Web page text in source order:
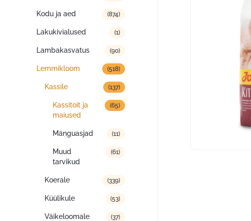
Kodu ja aed (874)
Lakukivialused (1)
Lambakasvatus (90)
Lemmikloom (518)
Kassile (137)
Kassitoit ja
maiused
(65)
Mänguasjad (11)
Muud
tarvikud
(61)
Koerale (339)
Küülikule (53)
Väikeloomale (37)